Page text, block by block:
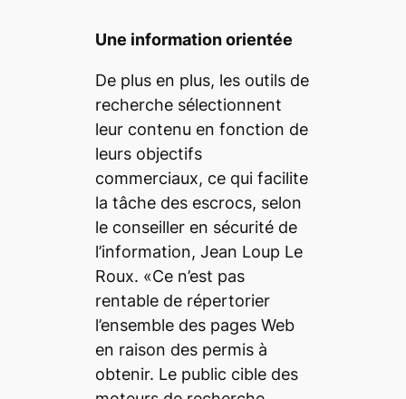
Une information orientée
De plus en plus, les outils de
recherche sélectionnent
leur contenu en fonction de
leurs objectifs
commerciaux, ce qui facilite
la tâche des escrocs, selon
le conseiller en sécurité de
l’information, Jean Loup Le
Roux. «Ce n’est pas
rentable de répertorier
l’ensemble des pages Web
en raison des permis à
obtenir. Le public cible des